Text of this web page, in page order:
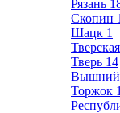
Рязань
Скопин 1
Шацк 1
Тверь 14
Вышний
Торжок 1